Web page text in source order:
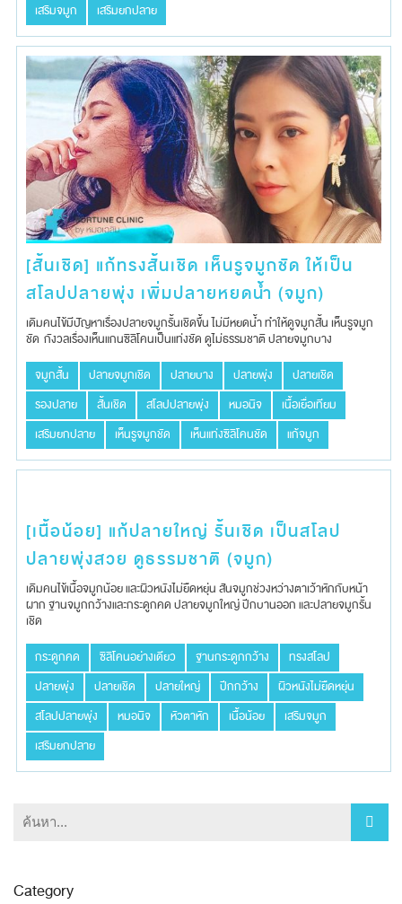
เสริมจมูก เสริมยกปลาย
[สั้นเชิด] แก้ทรงสั้นเชิด เห็นรูจมูกชัด ให้เป็น
สโลปปลายพุ่ง เพิ่มปลายหยดน้ำ (จมูก)
เดิมคนไข้มีปัญหาเรื่องปลายจมูกรั้นเชิดขึ้น ไม่มีหยดน้ำ ทำให้ดูจมูกสั้น เห็นรูจมูก
ชัด กังวลเรื่องเห็นแกนซิลิโคนเป็นแท่งชัด ดูไม่ธรรมชาติ ปลายจมูกบาง
จมูกสั้น
ปลายจมูกเชิด ปลายบาง ปลายพุ่ง
ปลายเชิด
รองปลาย
สั้นเชิด สโลปปลายพุ่ง หมอนิจ
เนื้อเยื่อเทียม
เสริมยกปลาย
เห็นรูจมูกชัด เห็นแท่งซิลิโคนชัด แก้จมูก
[เนื้อน้อย] แก้ปลายใหญ่ รั้นเชิด เป็นสโลป
ปลายพุ่งสวย ดูธรรมชาติ (จมูก)
เดิมคนไข้​เนื้อ​จมูก​น้อย​ และผิวหนังไม่ยืดหยุ่น​ สันจมูก​ช่วงหว่างตาเว้าหักกับหน้า
ผาก​ ฐานจมูก​กว้างและกระดูกคด​ ปลายจมูก​ใหญ่ ​ปีก​บานออก​ และปลายจมูก​รั้น
เชิด
กระดูกคด
ซิลิโคนอย่างเดียว ฐานกระดูกกว้าง
ทรงสโลป
ปลายพุ่ง
ปลายเชิด ปลายใหญ่ ปีกกว้าง
ผิวหนังไม่ยืดหยุ่น
สโลปปลายพุ่ง
หมอนิจ หัวตาหัก เนื้อน้อย
เสริมจมูก
เสริมยกปลาย
Category